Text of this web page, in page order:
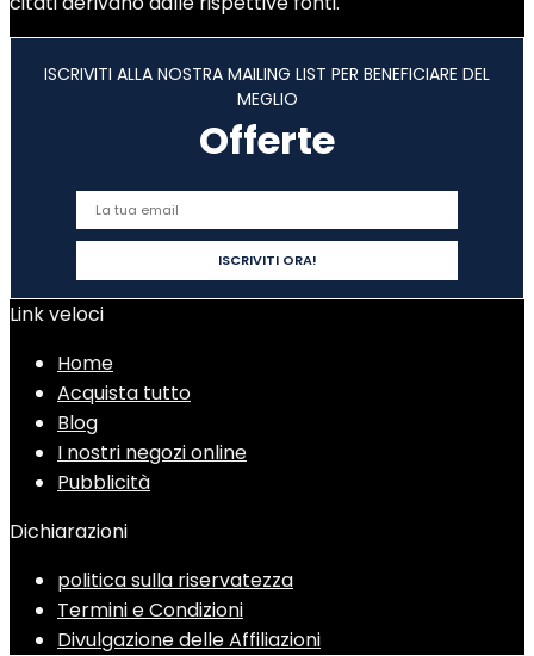
ISCRIVITI ALLA NOSTRA MAILING LIST PER BENEFICIARE DEL
MEGLIO
Offerte
Link veloci
Home
Acquista tutto
Blog
I nostri negozi online
Pubblicità
Dichiarazioni
politica sulla riservatezza
Termini e Condizioni
Divulgazione delle Affiliazioni